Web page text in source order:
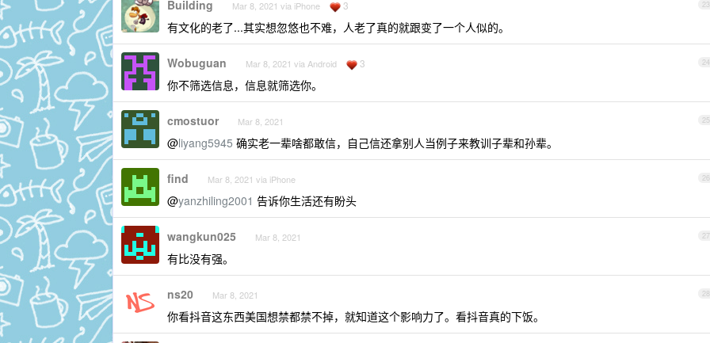
23
Building Mar 8, 2021 via iPhone 3
有文化的老了...其实想忽悠也不难，人老了真的就跟变了一个人似的。
24
Wobuguan Mar 8, 2021 via Android 3
你不筛选信息，信息就筛选你。
25
cmostuor Mar 8, 2021
@liyang5945 确实老一辈啥都敢信，自己信还拿别人当例子来教训子辈和孙辈。
26
find Mar 8, 2021 via iPhone
@yanzhiling2001 告诉你生活还有盼头
27
wangkun025 Mar 8, 2021
有比没有强。
28
ns20 Mar 8, 2021
你看抖音这东西美国想禁都禁不掉，就知道这个影响力了。看抖音真的下饭。